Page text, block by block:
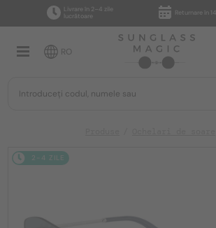
Livrare în 2–4 zile
lucrătoare
Returnare în 14 zile
RO
2-4 ZILE